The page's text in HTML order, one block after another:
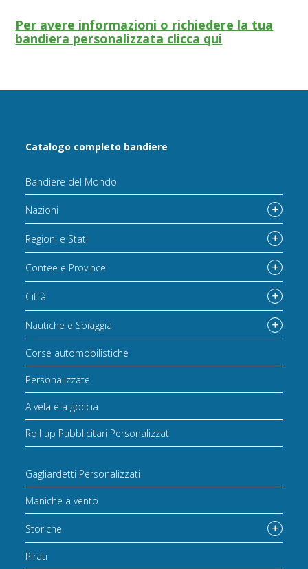
Per avere informazioni o richiedere la tua
bandiera personalizzata clicca qui
Catalogo completo bandiere
Bandiere del Mondo
Nazioni
Regioni e Stati
Contee e Province
Città
Nautiche e Spiaggia
Corse automobilistiche
Personalizzate
A vela e a goccia
Roll up Pubblicitari Personalizzati
Gagliardetti Personalizzati
Maniche a vento
Storiche
Pirati